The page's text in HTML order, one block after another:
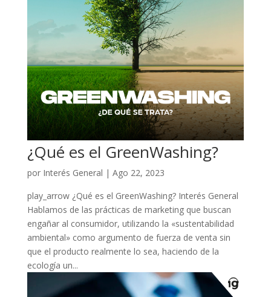
¿Qué es el GreenWashing?
por Interés General | Ago 22, 2023
play_arrow ¿Qué es el GreenWashing? Interés General
Hablamos de las prácticas de marketing que buscan
engañar al consumidor, utilizando la «sustentabilidad
ambiental» como argumento de fuerza de venta sin
que el producto realmente lo sea, haciendo de la
ecología un...